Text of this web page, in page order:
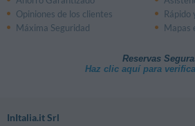
Opiniones de los clientes
Rápido
Máxima Seguridad
Mapas
Reservas
Haz clic aquí para
InItalia.it Srl